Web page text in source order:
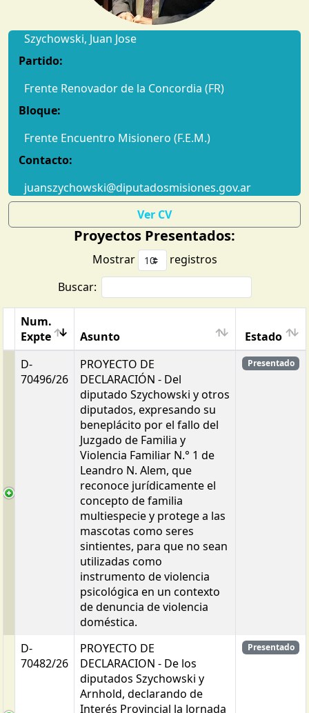
Szychowski, Juan Jose
Partido:
Frente Renovador de la Concordia (FR)
Bloque:
Frente Encuentro Misionero (F.E.M.)
Contacto:
juanszychowski@diputadosmisiones.gov.ar
Ver CV
Proyectos Presentados:
Mostrar
registros
Buscar:
Num.
Expte
Asunto
Estado
D-
70496/26
PROYECTO DE
DECLARACIÓN - Del
diputado Szychowski y otros
diputados, expresando su
beneplácito por el fallo del
Juzgado de Familia y
Violencia Familiar N.° 1 de
Leandro N. Alem, que
reconoce jurídicamente el
concepto de familia
multiespecie y protege a las
mascotas como seres
sintientes, para que no sean
utilizadas como
instrumento de violencia
psicológica en un contexto
de denuncia de violencia
doméstica.
Presentado
D-
70482/26
PROYECTO DE
DECLARACION - De los
diputados Szychowski y
Arnhold, declarando de
Interés Provincial la Jornada
Presentado